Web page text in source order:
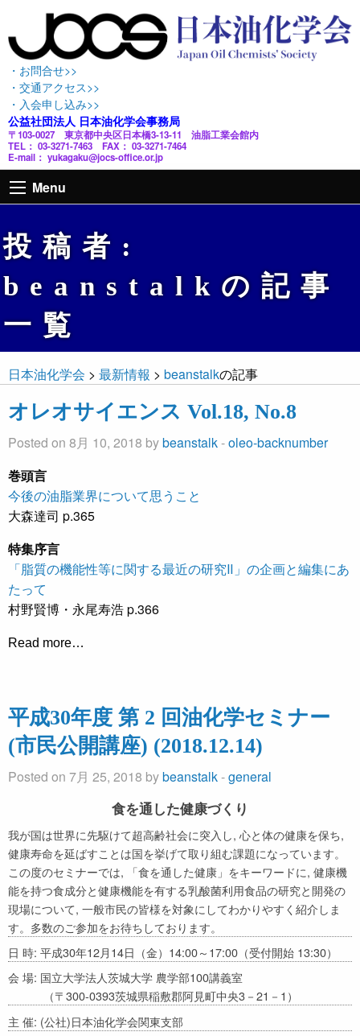
・お問合せ>>
・交通アクセス>>
・入会申し込み>>
公益社団法人 日本油化学会事務局
〒103-0027 東京都中央区日本橋3-13-11 油脂工業会館内
TEL： 03-3271-7463 FAX： 03-3271-7464
E-mail： yukagaku@jocs-office.or.jp
Menu
投稿者:
beanstalkの記事
一覧
日本油化学会 > 最新情報 > beanstalkの記事
オレオサイエンス Vol.18, No.8
Posted on 8月 10, 2018 bybeanstalk-oleo-backnumber
巻頭言
今後の油脂業界について思うこと
大森達司 p.365
特集序言
「脂質の機能性等に関する最近の研究Ⅱ」の企画と編集にあ
たって
村野賢博・永尾寿浩 p.366
Read more…
平成30年度 第 2 回油化学セミナー
(市民公開講座) (2018.12.14)
Posted on 7月 25, 2018 bybeanstalk-general
食を通した健康づくり
我が国は世界に先駆けて超高齢社会に突入し, 心と体の健康を保ち,
健康寿命を延ばすことは国を挙げて取り組む課題になっています。
この度のセミナーでは, 「食を通した健康」をキーワードに, 健康機
能を持つ食成分と健康機能を有する乳酸菌利用食品の研究と開発の
現場について, 一般市民の皆様を対象にしてわかりやすく紹介しま
す。多数のご参加をお待ちしております。
日 時: 平成30年12月14日（金）14:00～17:00（受付開始 13:30）
会 場: 国立大学法人茨城大学 農学部100講義室
（〒300-0393茨城県稲敷郡阿見町中央3－21－1）
主 催: (公社)日本油化学会関東支部